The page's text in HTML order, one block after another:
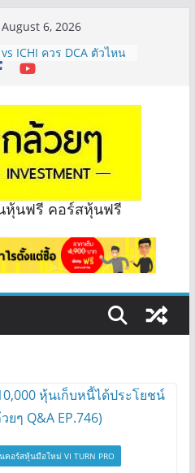
6, 2026
vs ICHI ควร DCA ตัวไหน
ยๆ EP.1165
ละตัว ต้องดู Short –
วนั้นๆไหมคะ? | Q&A
ยากจัดพอร์ตหุ้นปันผล
าหกรรมไหนดี? | Q&A
ง Sauce เหมาะถือเป็น
หุ้นฟรี คอร์สหุ้นฟรี
คอร์สหุ้นมือใหม่ VI TURN PRO